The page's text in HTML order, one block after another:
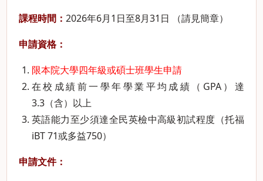
課程時間：2026年6月1日至8月31日 （請見簡章）
申請資格：
限本院大學四年級或碩士班學生申請
在校成績前一學年學業平均成績（GPA）達
3.3（含）以上
英語能力至少須達全民英檢中高級初試程度（托福
iBT 71或多益750）
申請文件：